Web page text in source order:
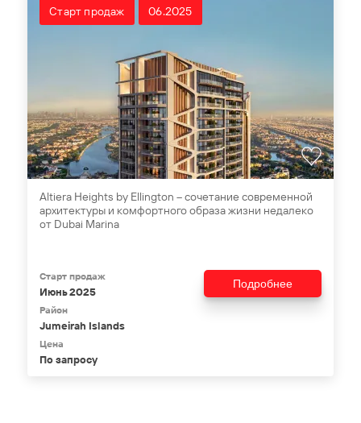
Старт продаж 06.2025
Altiera Heights by Ellington – сочетание современной
архитектуры и комфортного образа жизни недалеко
от Dubai Marina
Старт продаж
Июнь 2025
Район
Jumeirah Islands
Цена
По запросу
Подробнее